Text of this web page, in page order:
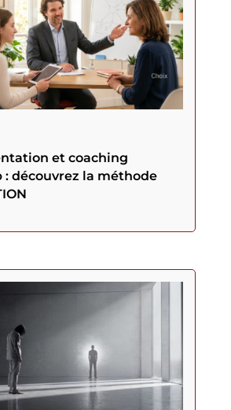
et coaching
: découvrez la méthode